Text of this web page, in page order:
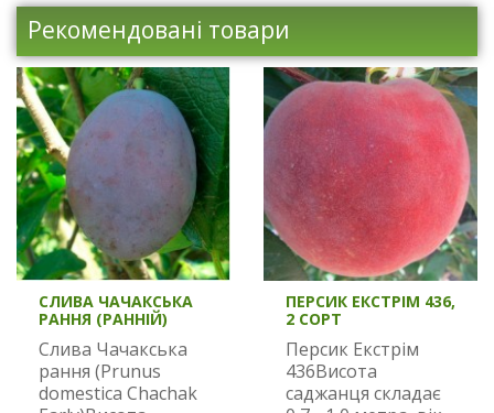
Рекомендовані товари
СЛИВА ЧАЧАКСЬКА
РАННЯ (РАННІЙ)
Слива Чачакська
рання (Prunus
domestica Chachak
ПЕРСИК ЕКСТРІМ 436,
2 СОРТ
Персик Екстрім
436Висота
саджанця складає